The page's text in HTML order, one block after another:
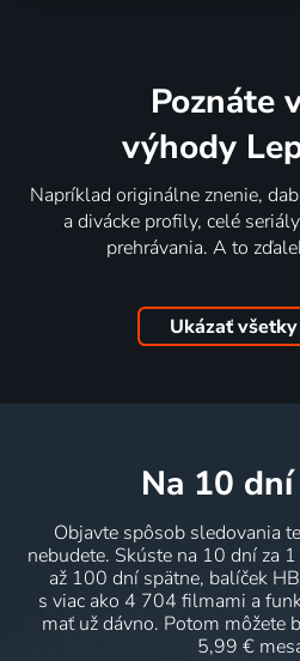
Poznáte
výhody
Napríklad originálne znenie,
a divácke profily, celé
prehrávania. A to
Ukázať
na 10 dní
Objavte spôsob sledovania
nebudete. Skúste na 10 dní za
až 100 dní spätne, balíček
s viac ako 4 704 filmami a
mať už dávno. Potom môžete
5,99 €